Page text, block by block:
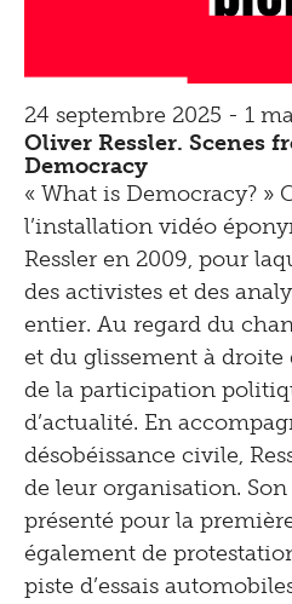
24 septembre 2025 - 1
Oliver Ressler. Scenes
Democracy
« What is Democracy? »
l’installation vidéo
Ressler en 2009, pour
des activistes et des
entier. Au regard du
et du glissement à droite
de la participation
d’actualité. En
désobéissance civile,
de leur organisation.
présenté pour la
également de
piste d’essais